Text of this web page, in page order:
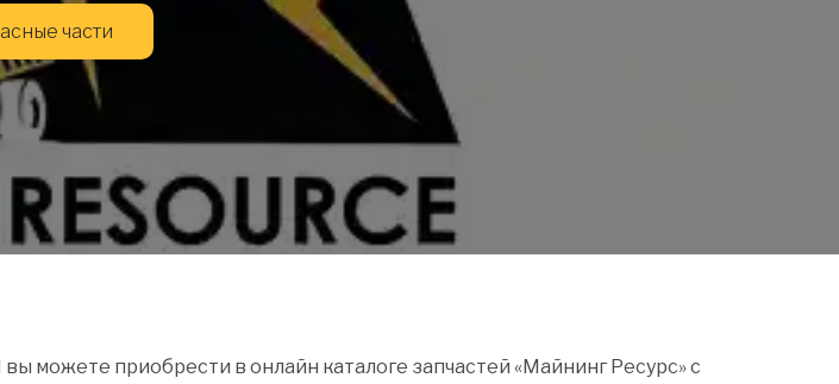
части
можете приобрести в онлайн каталоге запчастей «Майнинг Ресурс» с